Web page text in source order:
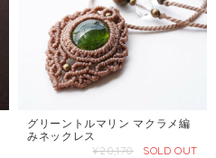
グリーントルマリン マクラメ編
みネックレス
¥20,170
SOLD OUT